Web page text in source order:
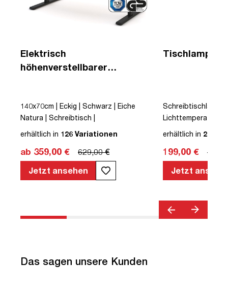
Elektrisch
höhenverstellbarer
140x70cm | Eckig | Schwarz | Eiche
Natura | Schreibtisch |
höhenverstellbar | Kollisions-Schutz |
Kindersicherung | Metall | Holz |
Melaminoberfläche | Braun | Eiche
Natura | 5 Jahre Herstellergarantie |
erhältlich in 126 Variationen
ab 359,00 €
629,00 €
Jetzt ansehen
Tischlampe
Schreibtischlampe
Lichttemperatur
Schwarz | inkl.
erhältlich in 2
199,00 €
Jetzt
Das sagen unsere Kunden